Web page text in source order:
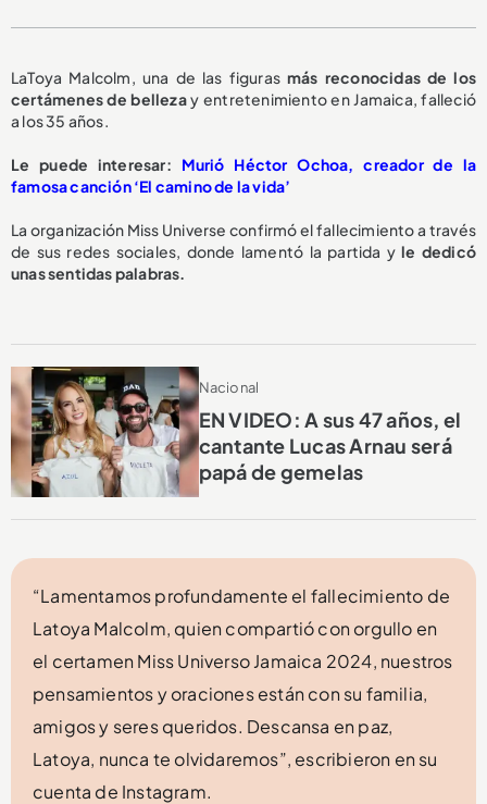
LaToya Malcolm, una de las figurasmás reconocidas de los
certámenes de bellezay entretenimiento en Jamaica, falleció
a los 35 años.
Le puede interesar: Murió Héctor Ochoa, creador de la
famosa canción ‘El camino de la vida’
La organización Miss Universe confirmó el fallecimiento a través
de sus redes sociales, donde lamentó la partida yle dedicó
unas sentidas palabras.
Nacional
EN VIDEO: A sus 47 años, el
cantante Lucas Arnau será
papá de gemelas
“Lamentamos profundamente el fallecimiento de
Latoya Malcolm, quien compartió con orgullo en
el certamen Miss Universo Jamaica 2024, nuestros
pensamientos y oraciones están con su familia,
amigos y seres queridos. Descansa en paz,
Latoya, nunca te olvidaremos”, escribieron en su
cuenta de Instagram.